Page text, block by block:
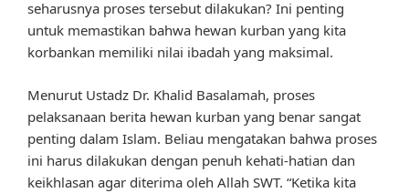
seharusnya proses tersebut dilakukan? Ini penting
untuk memastikan bahwa hewan kurban yang kita
korbankan memiliki nilai ibadah yang maksimal.
Menurut Ustadz Dr. Khalid Basalamah, proses
pelaksanaan berita hewan kurban yang benar sangat
penting dalam Islam. Beliau mengatakan bahwa proses
ini harus dilakukan dengan penuh kehati-hatian dan
keikhlasan agar diterima oleh Allah SWT. “Ketika kita